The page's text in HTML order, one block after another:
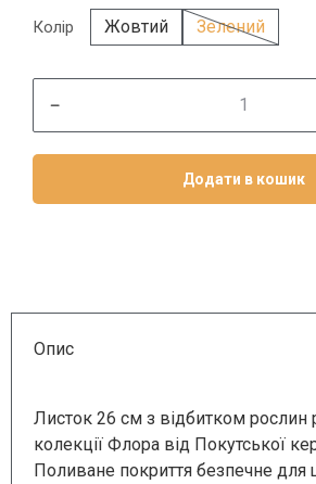
Колір Жовтий Зелений
﹣
Додати в кошик
Опис
Листок 26 см з відбитком рослин
колекції Флора від Покутської
Поливане покриття безпечне для